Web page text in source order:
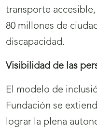
transporte
80 millones de
discapacidad.
Visibilidad de las
El modelo de
Fundación se
lograr la plena